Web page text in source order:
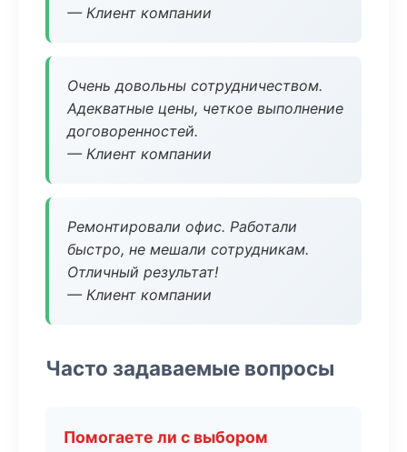
— Клиент компании
Очень довольны сотрудничеством.
Адекватные цены, четкое выполнение
договоренностей.
— Клиент компании
Ремонтировали офис. Работали
быстро, не мешали сотрудникам.
Отличный результат!
— Клиент компании
Часто задаваемые вопросы
Помогаете ли с выбором